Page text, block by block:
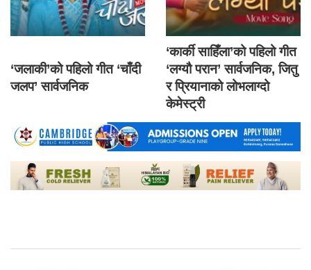
‘जलाकी’को पहिलो गीत ‘चाँदी
जलप’ सार्वजनिक
‘कार्की साहिँला’को पहिलो गीत
‘लग्यौ परान’ सार्वजनिक, जितु
र प्रियानाको लोभलाग्दो
केमेस्ट्री